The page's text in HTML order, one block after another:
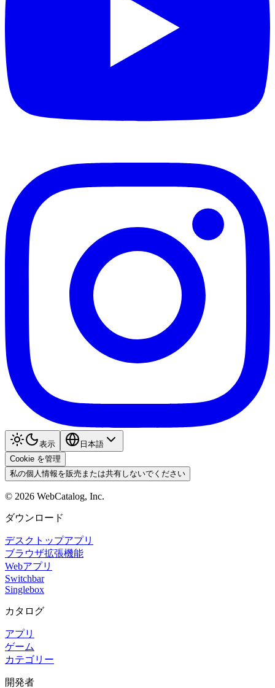
表示
日本語
Cookie を管理
私の個人情報を販売または共有しないでください
© 2026 WebCatalog, Inc.
ダウンロード
デスクトップアプリ
ブラウザ拡張機能
Webアプリ
Switchbar
Singlebox
カタログ
アプリ
ゲーム
カテゴリー
開発者